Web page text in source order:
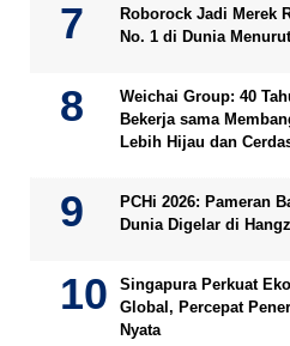
Roborock Jadi Merek
No. 1 di Dunia
Weichai Group: 40
Bekerja sama
Lebih Hijau dan
PCHi 2026: Pameran
Dunia Digelar di
Singapura Perkuat
Global, Percepat
Nyata